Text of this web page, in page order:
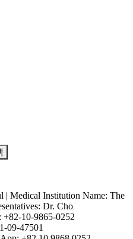
| Medical Institution Name: The
Dr. Cho
+82-10-9865-0252
09-47501